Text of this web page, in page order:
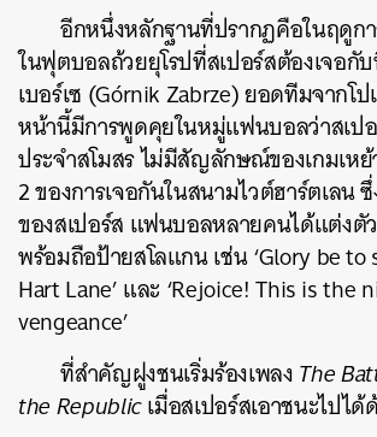
อีกหนึ่งหลักฐานที่ปรากฏคือในฤดูกา
ในฟุตบอลถ้วยยุโรปที่สเปอร์สต้องเจอกั
เบอร์เซ (Górnik Zabrze) ยอดทีมจากโ
หน้านี้มีการพูดคุยในหมู่แฟนบอลว่าสเป
ประจำสโมสร ไม่มีสัญลักษณ์ของเกมเห
2 ของการเจอกันในสนามไวต์ฮาร์ตเลน
ของสเปอร์ส แฟนบอลหลายคนได้แต่งตั
พร้อมถือป้ายสโลแกน เช่น ‘Glory be
Hart Lane’ และ ‘Rejoice! This is the
vengeance’
ที่สำคัญฝูงชนเริ่มร้องเพลงThe
the Republicเมื่อสเปอร์สเอาชนะไปได้